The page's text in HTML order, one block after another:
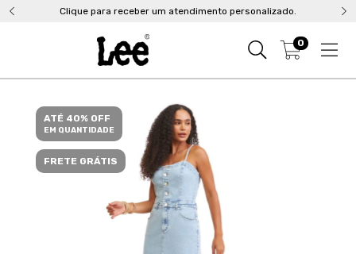
Clique para receber um atendimento personalizado.
0
ATÉ 40% OFF
EM QUANTIDADE
FRETE GRÁTIS